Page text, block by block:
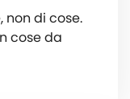
non di cose.
cose da